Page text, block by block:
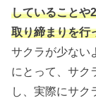
していることや
取り締まりを行
サクラが少ない
にとって、サク
し、実際にサク